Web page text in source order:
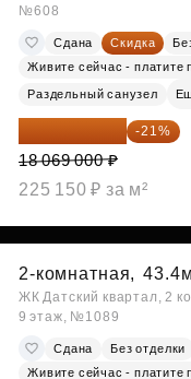
№608
Сдана Скидка
Живите сейчас - платите
Раздельный санузел
14 274 510 ₽ -21%
18 069 000 ₽
225 150 ₽ за м²
2-комнатная,
ЖК Датский квартал, 2
9 этаж, №1089
Сдана
Без отделки
Живите сейчас - платите